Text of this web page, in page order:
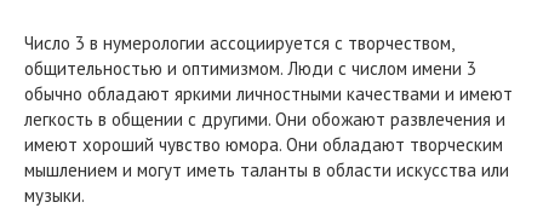
Число 3 в нумерологии ассоциируется с творчеством,
общительностью и оптимизмом. Люди с числом имени 3
обычно обладают яркими личностными качествами и имеют
легкость в общении с другими. Они обожают развлечения и
имеют хороший чувство юмора. Они обладают творческим
мышлением и могут иметь таланты в области искусства или
музыки.